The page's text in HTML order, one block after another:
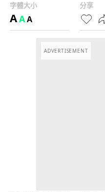
字體大小
AAA
分享
ADVERTISEMENT